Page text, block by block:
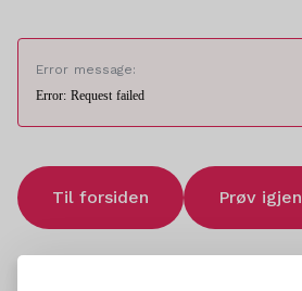
Error message:
Error: Request failed
Til forsiden Prøv igjen